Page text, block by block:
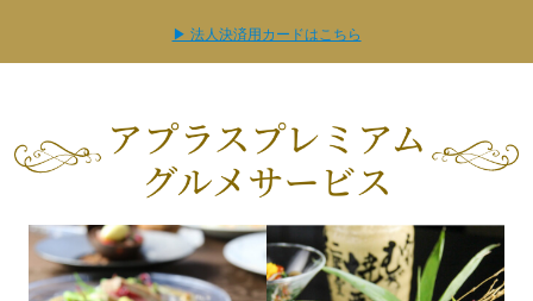
▶ 法人決済用カードはこちら